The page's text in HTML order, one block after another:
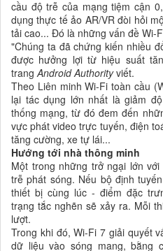
cầu độ trễ của mạng tiệm cận
dụng thực tế ảo AR/VR đòi hỏi
tải cao... Đó là những vấn đề Wi-
"Chúng ta đã chứng kiến nhiều
được hưởng lợi từ hiệu suất
trangAndroid Authorityviết.
Theo Liên minh Wi-Fi toàn cầu
lại tác dụng lớn nhất là giảm
thống mạng, từ đó đem đến
vực phát video trực tuyến, điện
tăng cường, xe tự lái...
Hướng tới nhà thông minh
Một trong những trở ngại lớn
trễ phát sóng. Nếu bộ định
thiết bị cùng lúc - điểm đặc
trạng tắc nghẽn sẽ xảy ra. Mỗi
lượt.
Trong khi đó, Wi-Fi 7 giải quyết
dữ liệu vào sóng mang, bằng